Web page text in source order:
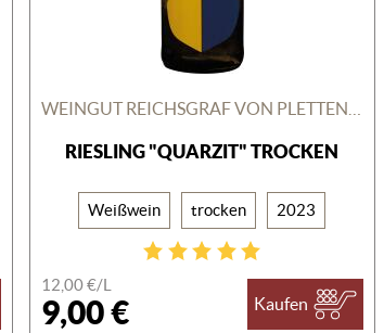
RIESLING "QUARZIT" TROCKEN
Weißwein trocken 2023
12,00 €/L
9,00 € Kaufen